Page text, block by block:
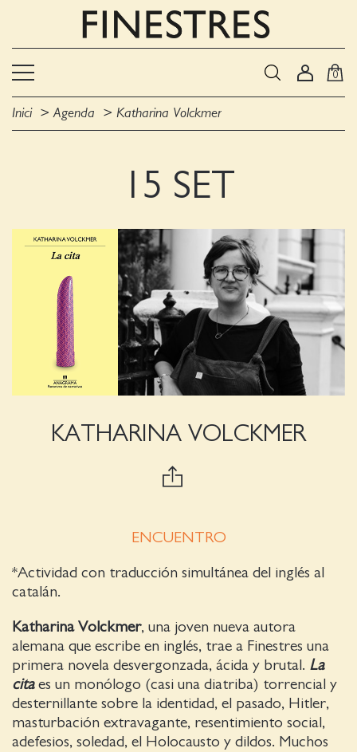
0
Inici Agenda Katharina Volckmer
15 SET
KATHARINA VOLCKMER
ENCUENTRO
*Actividad con traducción simultánea del inglés al
catalán.
Katharina Volckmer, una joven nueva autora
alemana que escribe en inglés, trae a Finestres una
primera novela desvergonzada, ácida y brutal. La
citaes un monólogo (casi una diatriba) torrencial y
desternillante sobre la identidad, el pasado, Hitler,
masturbación extravagante, resentimiento social,
adefesios, soledad, el Holocausto y dildos. Muchos